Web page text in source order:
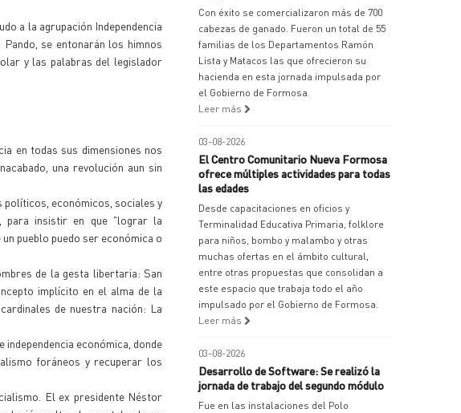
a la agrupación Independencia
se entonarán los himnos
y las palabras del legislador
en todas sus dimensiones nos
una revolución aun sin
políticos, económicos, sociales y
para insistir en que "lograr la
pueblo puedo ser económica o
de la gesta libertaria: San
implícito en el alma de la
de nuestra nación: La
económica, donde
foráneos y recuperar los
El ex presidente Néstor
Con éxito se comercializaron más de 700
cabezas de ganado. Fueron un total de 55
familias de los Departamentos Ramón
Lista y Matacos las que ofrecieron su
hacienda en esta jornada impulsada por
el Gobierno de Formosa.
Leer más
03-08-2026
El Centro Comunitario Nueva Formosa
ofrece múltiples actividades para todas
las edades
Desde capacitaciones en oficios y
Terminalidad Educativa Primaria, folklore
para niños, bombo y malambo y otras
muchas ofertas en el ámbito cultural,
entre otras propuestas que consolidan a
este espacio que trabaja todo el año
impulsado por el Gobierno de Formosa.
Leer más
03-08-2026
Desarrollo de Software: Se realizó la
jornada de trabajo del segundo módulo
Fue en las instalaciones del Polo